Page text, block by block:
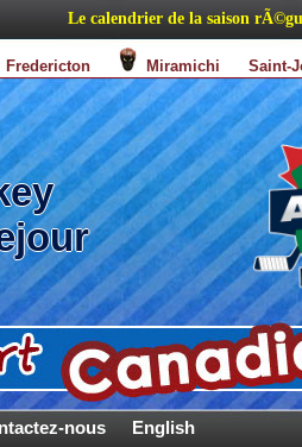
Le calendrier de la saison
Fredericton Miramichi
nous English